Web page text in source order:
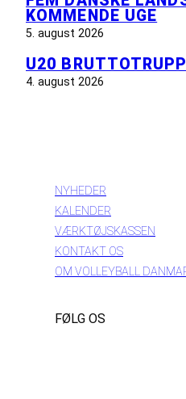
KOMMENDE UGE
5. august 2026
U20
4. august 2026
NYHEDER
KALENDER
VÆRKTØJSKASSEN
KONTAKT OS
OM VOLLEYBALL
FØLG OS